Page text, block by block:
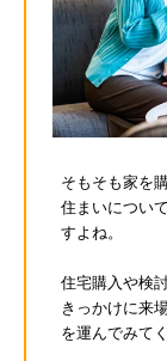
そもそも家を
住まいについ
すよね。
住宅購入や検
きっかけに来
を運んでみて